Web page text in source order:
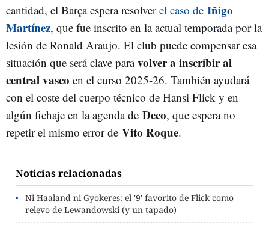
cantidad, el Barça espera resolverel caso de Iñigo
Martínez, que fue inscrito en la actual temporada por la
lesión de Ronald Araujo. El club puede compensar esa
situación que será clave paravolver a inscribir al
central vasco en el curso 2025-26. También ayudará
con el coste del cuerpo técnico de Hansi Flick y en
algún fichaje en la agenda de Deco, que espera no
repetir el mismo error de Vito Roque.
Noticias relacionadas
Ni Haaland ni Gyokeres: el '9' favorito de Flick como
relevo de Lewandowski (y un tapado)